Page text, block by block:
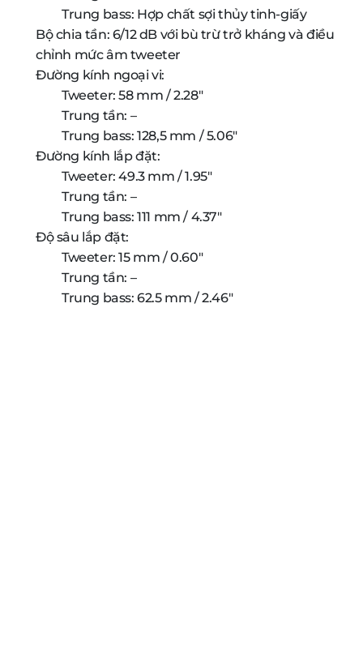
Trung bass: Hợp chất sợi thủy tinh-giấy
Bộ chia tần: 6/12 dB với bù trừ trở kháng và điều
chỉnh mức âm tweeter
Đường kính ngoại vi:
Tweeter: 58 mm / 2.28″
Trung tần: –
Trung bass: 128,5 mm / 5.06″
Đường kính lắp đặt:
Tweeter: 49.3 mm / 1.95″
Trung tần: –
Trung bass: 111 mm / 4.37″
Độ sâu lắp đặt:
Tweeter: 15 mm / 0.60″
Trung tần: –
Trung bass: 62.5 mm / 2.46″